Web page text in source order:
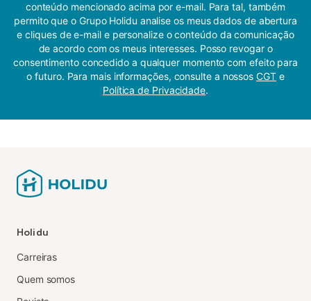
conteúdo mencionado acima por e-mail. Para tal, também
permito que o Grupo Holidu analise os meus dados de abertura
e cliques de e-mail e personalize o conteúdo da comunicação
de acordo com os meus interesses. Posso revogar o
consentimento concedido a qualquer momento com efeito para
o futuro. Para mais informações, consulte a nossosCGTe
Política de Privacidade.
Holidu
Carreiras
Quem somos